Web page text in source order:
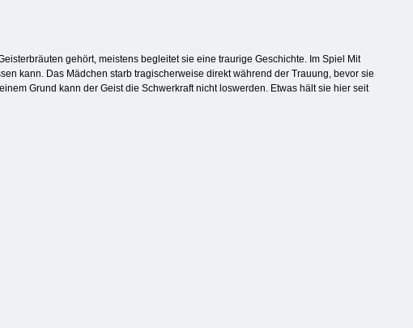
gehört, meistens begleitet sie eine traurige Geschichte. Im Spiel Mit
kann. Das Mädchen starb tragischerweise direkt während der Trauung, bevor sie
Grund kann der Geist die Schwerkraft nicht loswerden. Etwas hält sie hier seit